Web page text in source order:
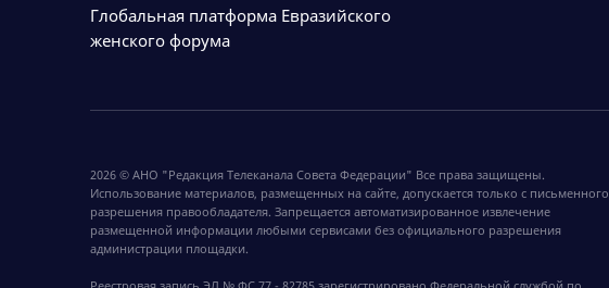
Глобальная платформа Евразийского
женского форума
2026 © АНО "Редакция Телеканала Совета Федерации" Все права защищены.
Использование материалов, размещенных на сайте, допускается только с письменного
разрешения правообладателя. Запрещается автоматизированное извлечение
размещенной информации любыми сервисами без официального разрешения
администрации площадки.